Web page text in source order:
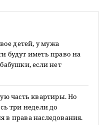
детей, у мужа
будут иметь право на
если нет
часть квартиры. Но
три недели до
в права наследования.